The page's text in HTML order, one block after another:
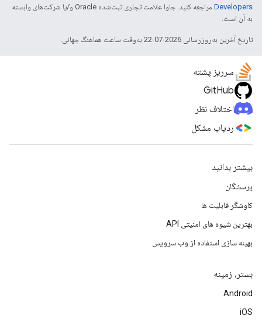
Developers‏
مراجعه کنید. جاوا علامت تجاری ثبت‌شده Oracle و/یا شرکت‌های وابسته
به آن است.
تاریخ آخرین به‌روزرسانی 2026-07-22 به‌وقت ساعت هماهنگ جهانی.
سرریز پشته
GitHub
اختلاف نظر
ردیاب مشکل
بیشتر بدانید
پرسشگان
کاوشگر قابلیت ها
بهترین شیوه های امنیتی API
بهینه سازی استفاده از وب سرویس
بستر، زمینه
Android
iOS